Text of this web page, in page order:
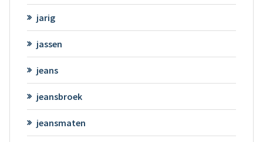
jarig
jassen
jeans
jeansbroek
jeansmaten